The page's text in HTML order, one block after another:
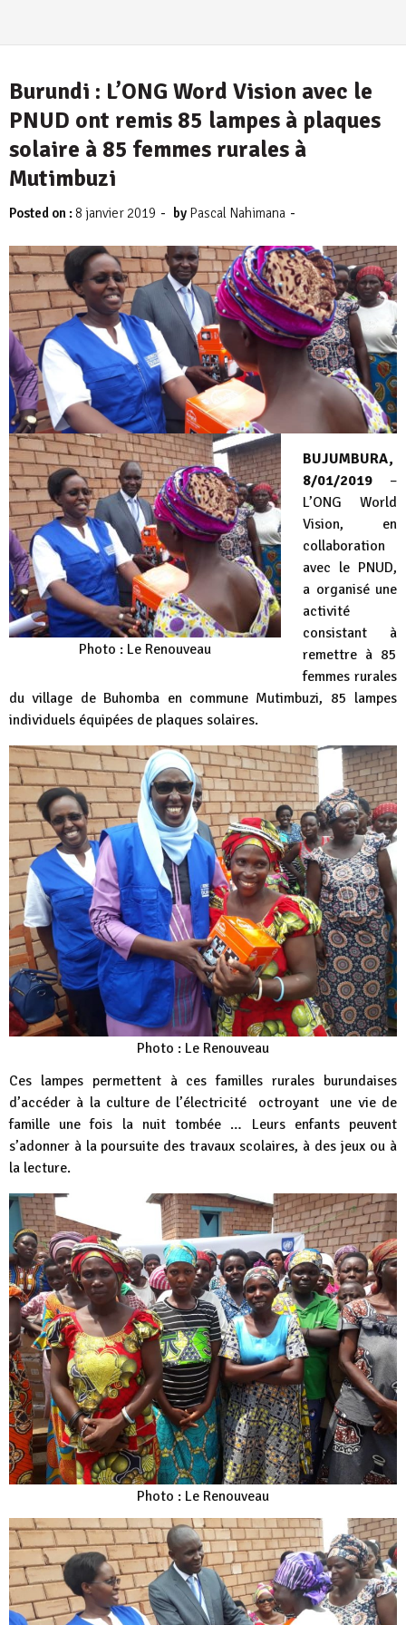
Burundi : L’ONG Word Vision avec le
PNUD ont remis 85 lampes à plaques
solaire à 85 femmes rurales à
Mutimbuzi
Posted on : 8 janvier 2019 - by Pascal Nahimana -
Photo : Le Renouveau
BUJUMBURA,
8/01/2019 –
L’ONG World
Vision, en
collaboration
avec le PNUD,
a organisé une
activité
consistant à
remettre à 85
femmes rurales
du village de Buhomba en commune Mutimbuzi, 85 lampes
individuels équipées de plaques solaires.
Photo : Le Renouveau
Ces lampes permettent à ces familles rurales burundaises
d’accéder à la culture de l’électricité octroyant une vie de
famille une fois la nuit tombée … Leurs enfants peuvent
s’adonner à la poursuite des travaux scolaires, à des jeux ou à
la lecture.
Photo : Le Renouveau